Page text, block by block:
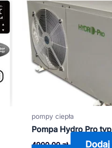
pompy ciepła
Pompa Hydro Pro
4900,00zł